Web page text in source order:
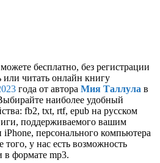
бесплатно, без регистрации
или читать онлайн книгу
года от автора Мия Таллула в
наиболее удобный
fb2, txt, rtf, epub на русском
поддерживаемого вашим
персонального компьютера
у нас есть возможность
в формате mp3.